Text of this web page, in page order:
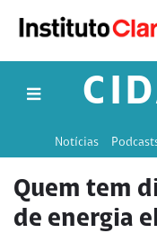
Notícias
Quem tem
de energia